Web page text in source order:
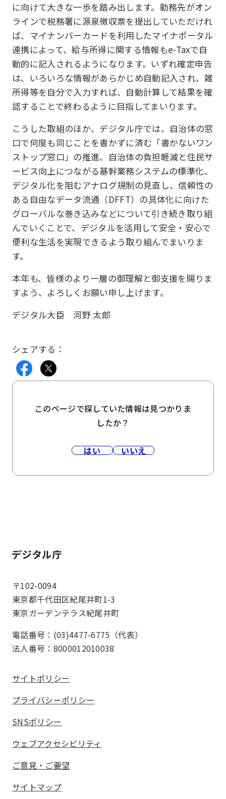
に向けて大きな一歩を踏み出します。勤務先がオン
ラインで税務署に源泉徴収票を提出していただけれ
ば、マイナンバーカードを利用したマイナポータル
連携によって、給与所得に関する情報もe-Taxで自
動的に記入されるようになります。いずれ確定申告
は、いろいろな情報があらかじめ自動記入され、雑
所得等を自分で入力すれば、自動計算して結果を確
認することで終わるように目指してまいります。
こうした取組のほか、デジタル庁では、自治体の窓
口で何度も同じことを書かずに済む「書かないワン
ストップ窓口」の推進、自治体の負担軽減と住民サ
ービス向上につながる基幹業務システムの標準化、
デジタル化を阻むアナログ規制の見直し、信頼性の
ある自由なデータ流通（DFFT）の具体化に向けた
グローバルな巻き込みなどについて引き続き取り組
んでいくことで、デジタルを活用して安全・安心で
便利な生活を実現できるよう取り組んでまいりま
す。
本年も、皆様のより一層の御理解と御支援を賜りま
すよう、よろしくお願い申し上げます。
デジタル大臣 河野 太郎
シェアする：
このページで探していた情報は見つかりま
したか？
はい いいえ
ホーム
〒102-0094
東京都千代田区紀尾井町1-3
東京ガーデンテラス紀尾井町
電話番号：(03)4477-6775（代表）
法人番号：8000012010038
サイトポリシー
プライバシーポリシー
SNSポリシー
ウェブアクセシビリティ
ご意見・ご要望
サイトマップ